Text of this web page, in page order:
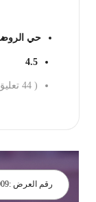
حي الروضة
4.5
44 تعليق )
رقم العرض :84009